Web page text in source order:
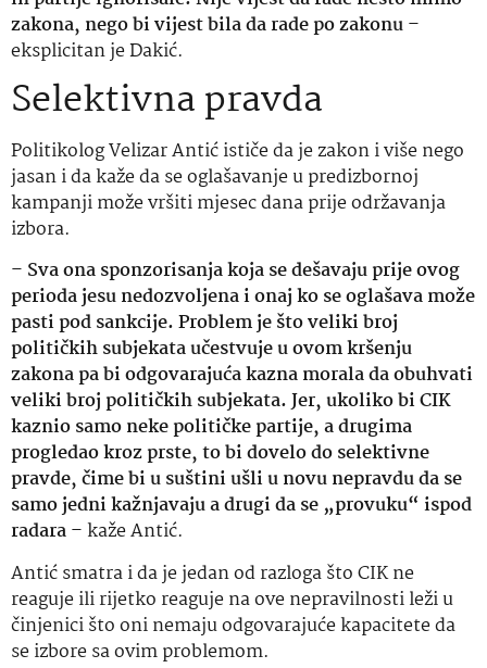
zakona, nego bi vijest bila da rade po zakonu–
eksplicitan je Dakić.
Selektivna pravda
Politikolog Velizar Antić ističe da je zakon i više nego
jasan i da kaže da se oglašavanje u predizbornoj
kampanji može vršiti mjesec dana prije održavanja
izbora.
– Sva ona sponzorisanja koja se dešavaju prije ovog
perioda jesu nedozvoljena i onaj ko se oglašava može
pasti pod sankcije. Problem je što veliki broj
političkih subjekata učestvuje u ovom kršenju
zakona pa bi odgovarajuća kazna morala da obuhvati
veliki broj političkih subjekata. Jer, ukoliko bi CIK
kaznio samo neke političke partije, a drugima
progledao kroz prste, to bi dovelo do selektivne
pravde, čime bi u suštini ušli u novu nepravdu da se
samo jedni kažnjavaju a drugi da se „provuku“ ispod
radara– kaže Antić.
Antić smatra i da je jedan od razloga što CIK ne
reaguje ili rijetko reaguje na ove nepravilnosti leži u
činjenici što oni nemaju odgovarajuće kapacitete da
se izbore sa ovim problemom.